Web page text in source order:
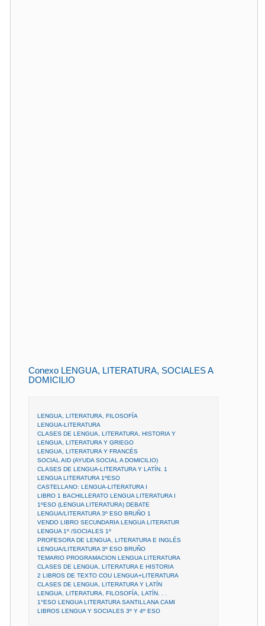
Conexo LENGUA, LITERATURA, SOCIALES A
DOMICILIO
LENGUA, LITERATURA, FILOSOFÍA
LENGUA-LITERATURA
CLASES DE LENGUA, LITERATURA, HISTORIA Y
LENGUA, LITERATURA Y GRIEGO
LENGUA, LITERATURA Y FRANCÉS
SOCIAL AID (AYUDA SOCIAL A DOMICILIO)
CLASES DE LENGUA-LITERATURA Y LATÍN. 1
LENGUA LITERATURA 1ºESO
CASTELLANO: LENGUA-LITERATURA I
LIBRO 1 BACHILLERATO LENGUA LITERATURA I
1ºESO (LENGUA LITERATURA) DEBATE
LENGUA/LITERATURA 3º ESO BRUÑO 1
VENDO LIBRO SECUNDARIA LENGUA LITERATUR
LENGUA 1º /SOCIALES 1º
PROFESORA DE LENGUA, LITERATURA E INGLÉS
LENGUA/LITERATURA 3º ESO BRUÑO
TEMARIO PROGRAMACION LENGUA LITERATURA
CLASES DE LENGUA, LITERATURA E HISTORIA
2 LIBROS DE TEXTO COU LENGUA+LITERATURA
CLASES DE LENGUA, LITERATURA Y LATÍN
LENGUA, LITERATURA, FILOSOFÍA, LATÍN. . .
1°ESO LENGUA LITERATURA SANTILLANA CAMI
LIBROS LENGUA Y SOCIALES 3º Y 4º ESO